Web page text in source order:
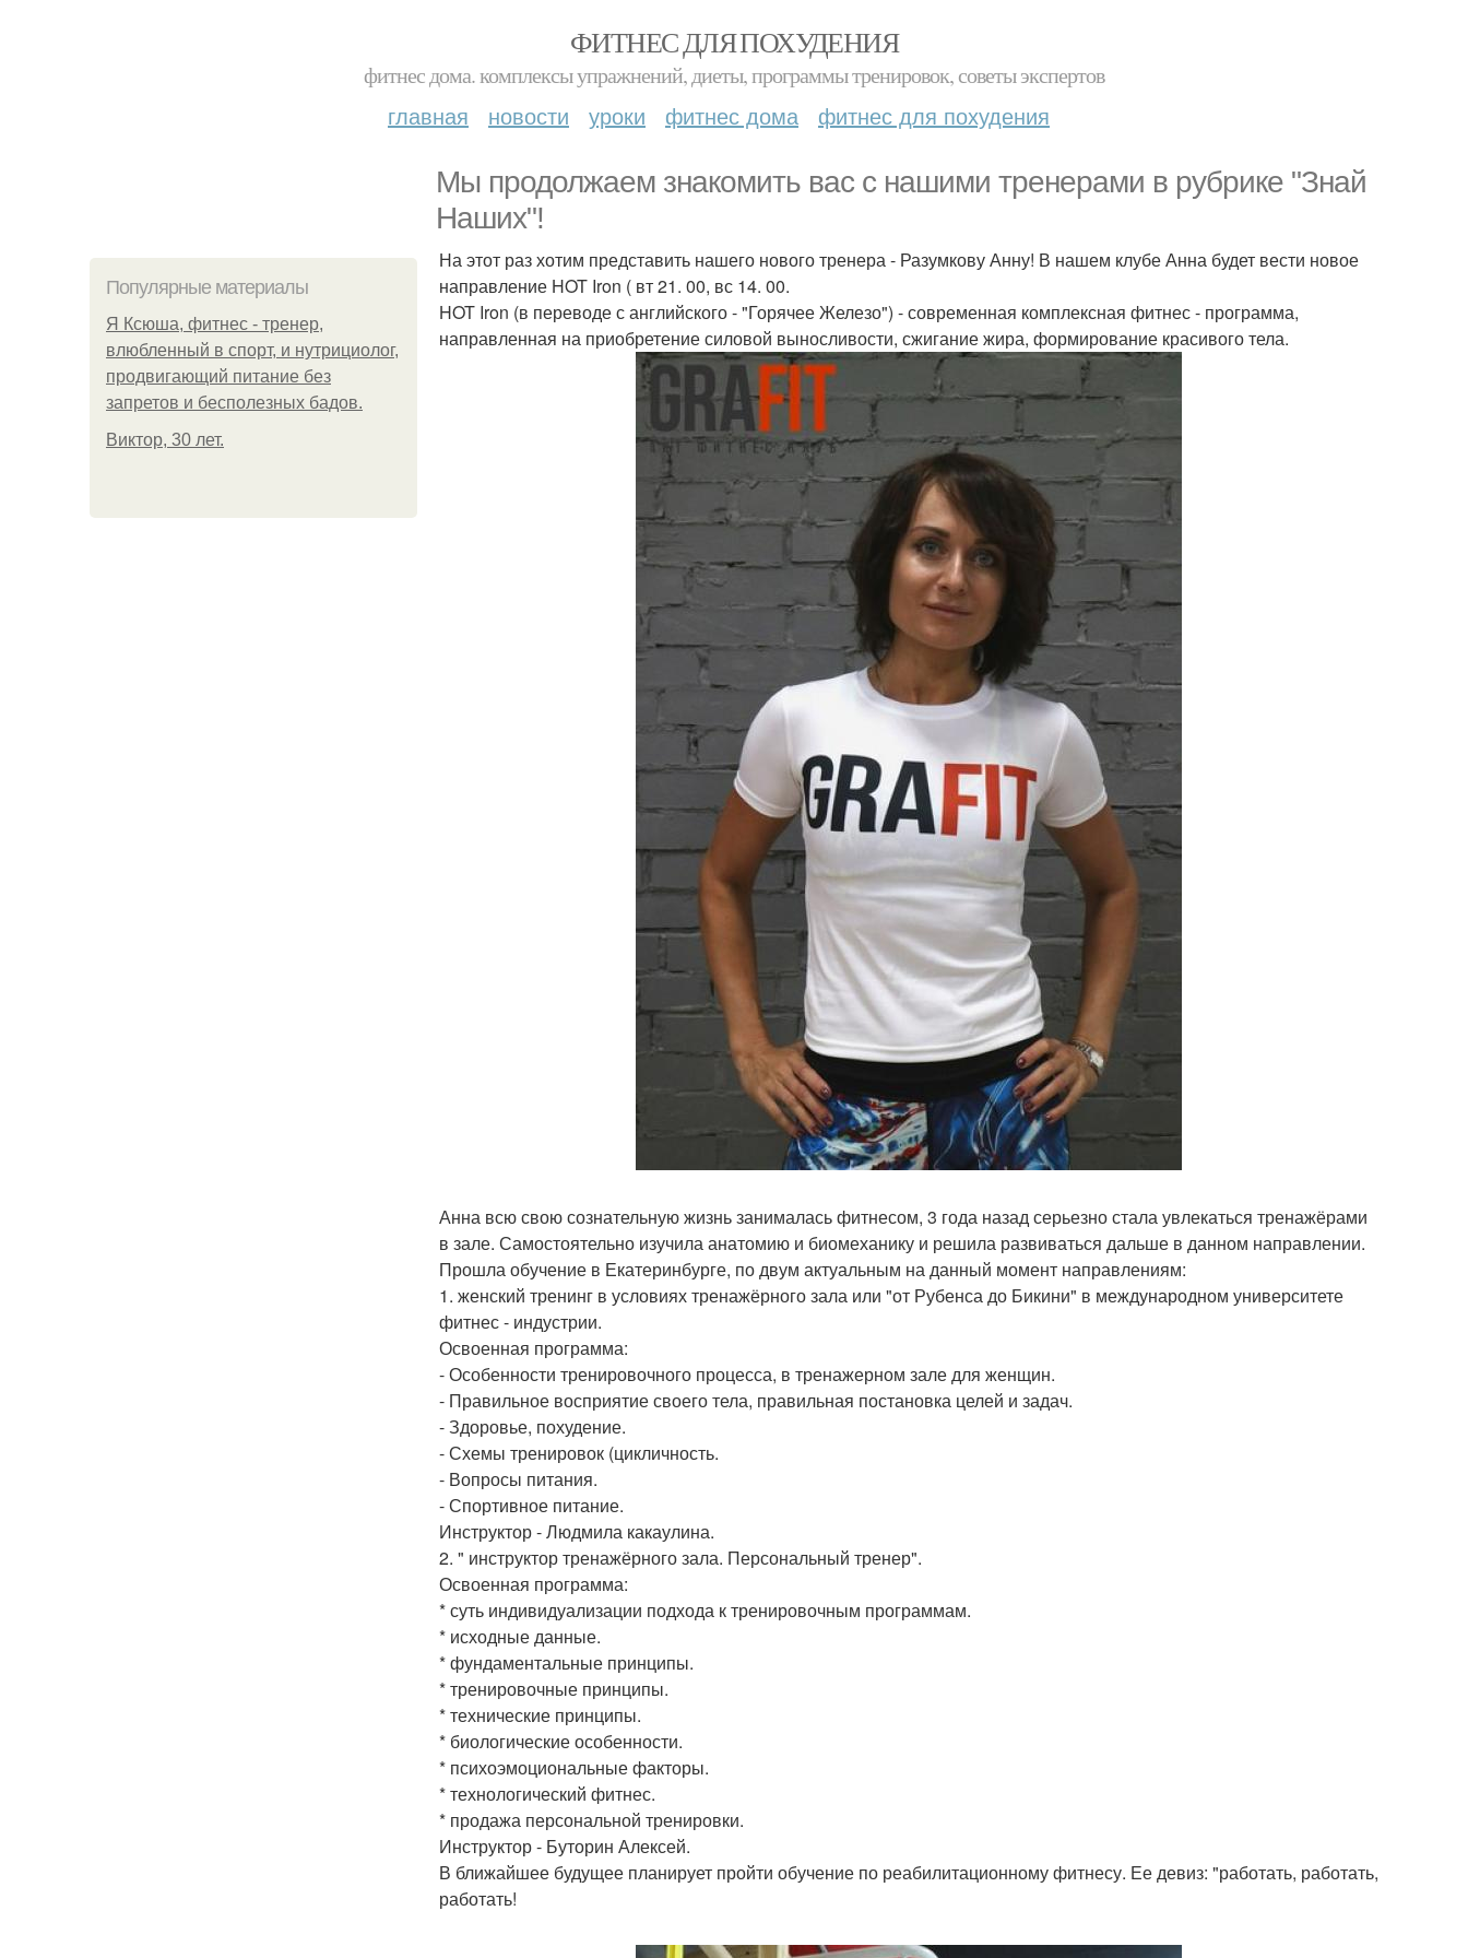
ФИТНЕС ДЛЯ ПОХУДЕНИЯ
фитнес дома. комплексы упражнений, диеты, программы тренировок, советы экспертов
главная новости уроки фитнес дома фитнес для похудения
Мы продолжаем знакомить вас с нашими тренерами в рубрике "Знай
Наших"!
Популярные материалы
Я Ксюша, фитнес - тренер,
влюбленный в спорт, и нутрициолог,
продвигающий питание без
запретов и бесполезных бадов.
Виктор, 30 лет.
На этот раз хотим представить нашего нового тренера - Разумкову Анну! В нашем клубе Анна будет вести новое
направление HOT Iron ( вт 21. 00, вс 14. 00.
HOT Iron (в переводе с английского - "Горячее Железо") - современная комплексная фитнес - программа,
направленная на приобретение силовой выносливости, сжигание жира, формирование красивого тела.
Анна всю свою сознательную жизнь занималась фитнесом, 3 года назад серьезно стала увлекаться тренажёрами
в зале. Самостоятельно изучила анатомию и биомеханику и решила развиваться дальше в данном направлении.
Прошла обучение в Екатеринбурге, по двум актуальным на данный момент направлениям:
1. женский тренинг в условиях тренажёрного зала или "от Рубенса до Бикини" в международном университете
фитнес - индустрии.
Освоенная программа:
- Особенности тренировочного процесса, в тренажерном зале для женщин.
- Правильное восприятие своего тела, правильная постановка целей и задач.
- Здоровье, похудение.
- Схемы тренировок (цикличность.
- Вопросы питания.
- Спортивное питание.
Инструктор - Людмила какаулина.
2. " инструктор тренажёрного зала. Персональный тренер".
Освоенная программа:
* суть индивидуализации подхода к тренировочным программам.
* исходные данные.
* фундаментальные принципы.
* тренировочные принципы.
* технические принципы.
* биологические особенности.
* психоэмоциональные факторы.
* технологический фитнес.
* продажа персональной тренировки.
Инструктор - Буторин Алексей.
В ближайшее будущее планирует пройти обучение по реабилитационному фитнесу. Ее девиз: "работать, работать,
работать!